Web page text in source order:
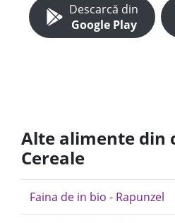
Descarcă din
Google Play
Alte alimente din
Cereale
Faina de in bio - Rapunzel